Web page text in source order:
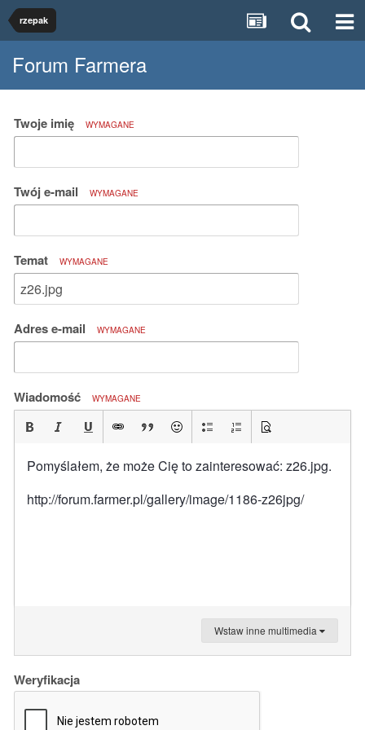
rzepak
Forum Farmera
Twoje imię WYMAGANE
Twój e-mail WYMAGANE
Temat WYMAGANE
Adres e-mail WYMAGANE
Wiadomość WYMAGANE
Pomyślałem, że może Cię to zainteresować: z26.jpg.
http://forum.farmer.pl/gallery/image/1186-z26jpg/
Wstaw inne multimedia
Weryfikacja